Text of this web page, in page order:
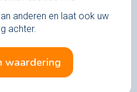
anderen en laat ook uw
achter.
waardering